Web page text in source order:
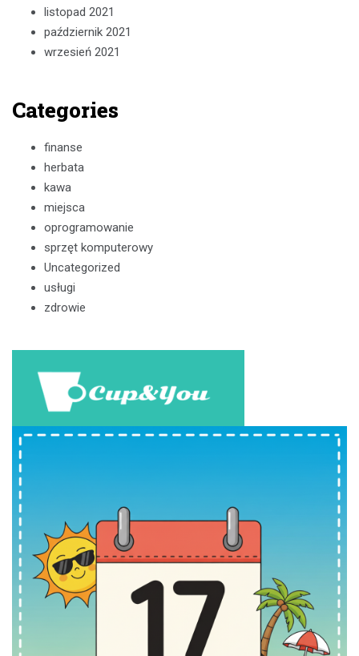
listopad 2021
październik 2021
wrzesień 2021
Categories
finanse
herbata
kawa
miejsca
oprogramowanie
sprzęt komputerowy
Uncategorized
usługi
zdrowie